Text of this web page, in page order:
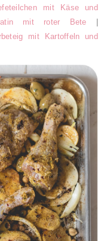
mit Käse und
mit roter Bete
mit Kartoffeln und